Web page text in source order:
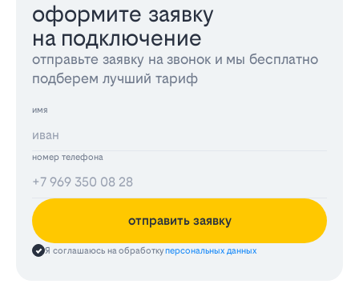
оформите заявку
на подключение
отправьте заявку на звонок и мы бесплатно
подберем лучший тариф
имя
номер телефона
отправить заявку
Я соглашаюсь на обработкуперсональных данных